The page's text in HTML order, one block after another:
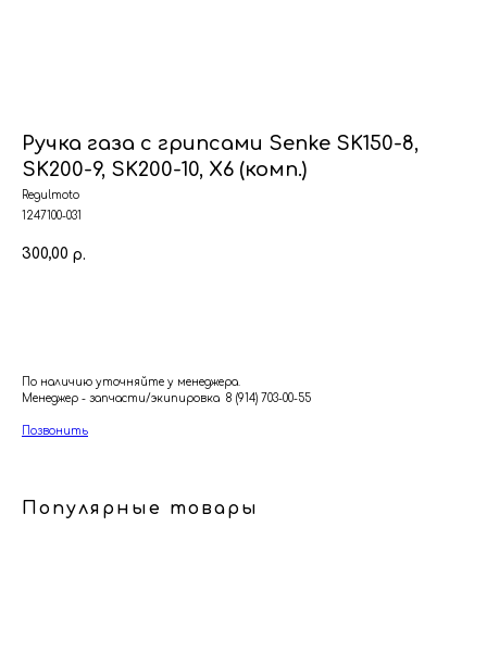
Ручка газа с грипсами Senke SK150-8,
SK200-9, SK200-10, X6 (комп.)
Regulmoto
1247100-031
300,00 р.
По наличию уточняйте у менеджера.
Менеджер - запчасти/экипировка 8 (914) 703-00-55
Позвонить
Популярные товары